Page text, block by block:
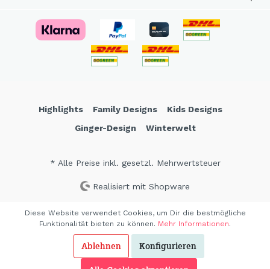
Highlights Family Designs
Kids Designs
Ginger-Design
Winterwelt
* Alle Preise inkl. gesetzl. Mehrwertsteuer
Realisiert mit Shopware
Diese Website verwendet Cookies, um Dir die bestmögliche
Funktionalität bieten zu können. Mehr Informationen.
Ablehnen
Konfigurieren